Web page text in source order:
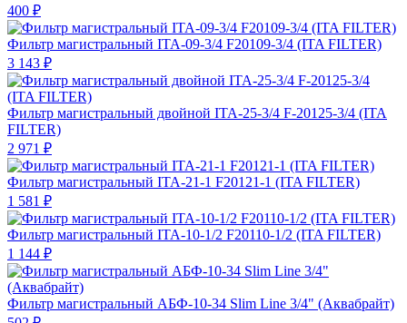
400 ₽
Фильтр магистральный ITA-09-3/4 F20109-3/4 (ITA FILTER)
3 143 ₽
Фильтр магистральный двойной ITA-25-3/4 F-20125-3/4 (ITA
FILTER)
2 971 ₽
Фильтр магистральный ITA-21-1 F20121-1 (ITA FILTER)
1 581 ₽
Фильтр магистральный ITA-10-1/2 F20110-1/2 (ITA FILTER)
1 144 ₽
Фильтр магистральный АБФ-10-34 Slim Line 3/4" (Аквабрайт)